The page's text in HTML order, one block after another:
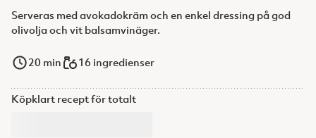
Serveras med avokadokräm och en enkel dressing på god
olivolja och vit balsamvinäger.
20 min 16 ingredienser
Köpklart recept för totalt